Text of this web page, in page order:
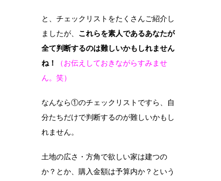
と、チェックリストをたくさんご紹介し
ましたが、 これらを素人であるあなたが
全て判断するのは難しいかもしれません
ね！
（お伝えしておきながらすみませ
ん。笑）
なんなら①のチェックリストですら、自
分たちだけで判断するのが難しいかもし
れません。
土地の広さ・方角で欲しい家は建つの
か？とか、購入金額は予算内か？という